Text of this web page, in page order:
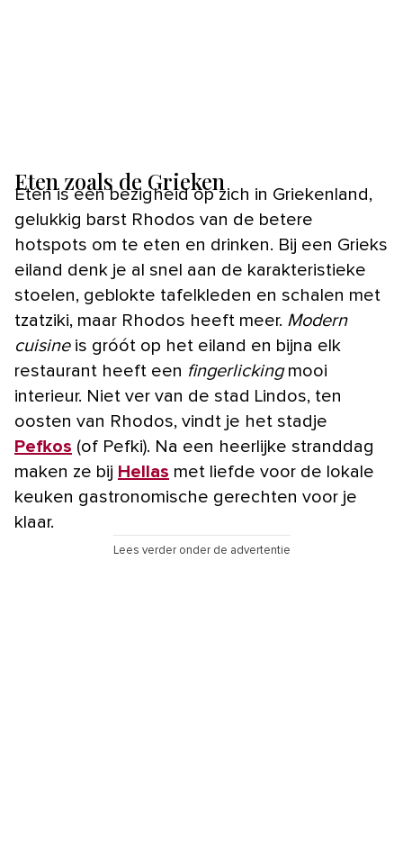
Eten zoals de Grieken
Eten is een bezigheid op zich in Griekenland,
gelukkig barst Rhodos van de betere
hotspots om te eten en drinken. Bij een Grieks
eiland denk je al snel aan de karakteristieke
stoelen, geblokte tafelkleden en schalen met
tzatziki, maar Rhodos heeft meer. Modern
cuisineis gróót op het eiland en bijna elk
restaurant heeft een fingerlickingmooi
interieur. Niet ver van de stad Lindos, ten
oosten van Rhodos, vindt je het stadje
Pefkos (of Pefki). Na een heerlijke stranddag
maken ze bij Hellas met liefde voor de lokale
keuken gastronomische gerechten voor je
klaar.
Lees verder onder de advertentie